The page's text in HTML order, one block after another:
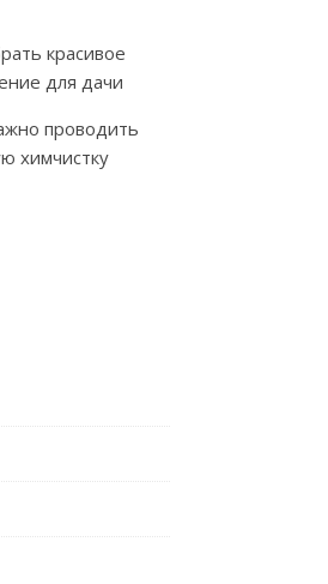
красивое
для дачи
проводить
химчистку